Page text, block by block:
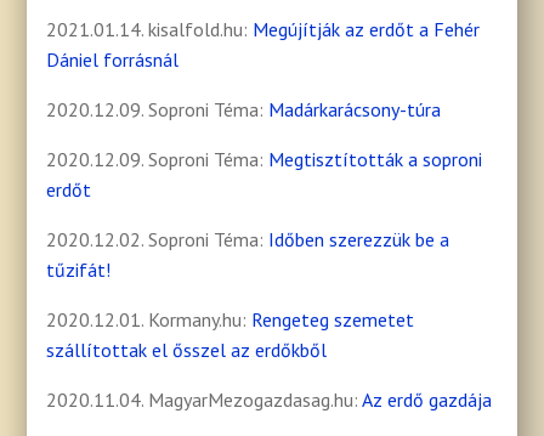
2021.01.14. kisalfold.hu: Megújítják az erdőt a Fehér
Dániel forrásnál
2020.12.09. Soproni Téma: Madárkarácsony-túra
2020.12.09. Soproni Téma: Megtisztították a soproni
erdőt
2020.12.02. Soproni Téma: Időben szerezzük be a
tűzifát!
2020.12.01. Kormany.hu: Rengeteg szemetet
szállítottak el ősszel az erdőkből
2020.11.04. MagyarMezogazdasag.hu:Az erdő gazdája